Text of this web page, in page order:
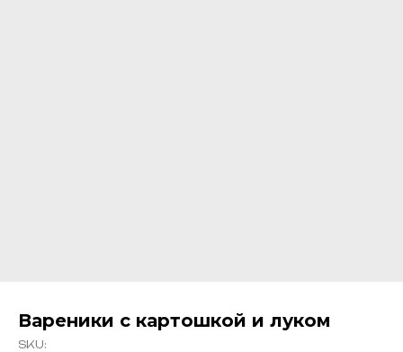
Вареники с картошкой и луком
SKU: